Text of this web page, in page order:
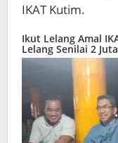
IKAT Kutim.
Ikut Lelang Amal
Lelang Senilai 2